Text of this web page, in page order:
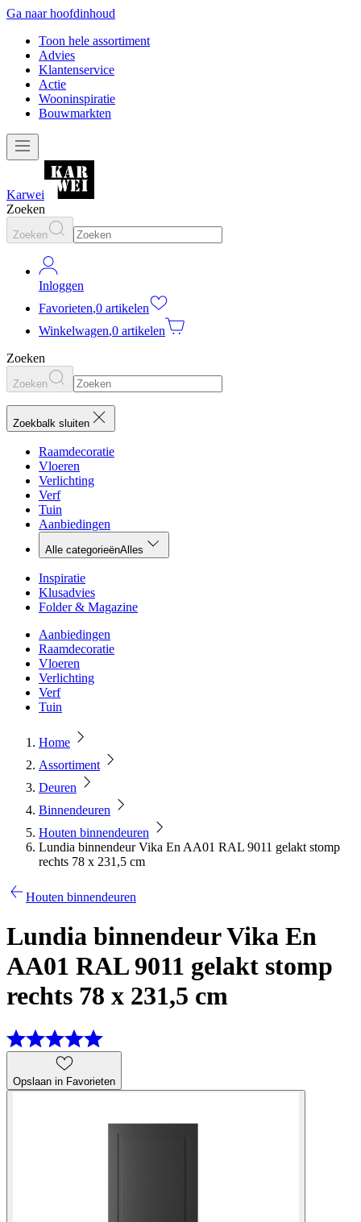
Ga naar hoofdinhoud
Toon hele assortiment
Advies
Klantenservice
Actie
Wooninspiratie
Bouwmarkten
Karwei
Zoeken
Zoeken
Inloggen
Favorieten,0 artikelen
Winkelwagen,0 artikelen
Zoeken
Zoeken
Zoekbalk sluiten
Raamdecoratie
Vloeren
Verlichting
Verf
Tuin
Aanbiedingen
Alle categorieënAlles
Inspiratie
Klusadvies
Folder & Magazine
Aanbiedingen
Raamdecoratie
Vloeren
Verlichting
Verf
Tuin
Home
Assortiment
Deuren
Binnendeuren
Houten binnendeuren
Lundia binnendeur Vika En AA01 RAL 9011 gelakt stomp
rechts 78 x 231,5 cm
Houten binnendeuren
Lundia binnendeur Vika En
AA01 RAL 9011 gelakt stomp
rechts 78 x 231,5 cm
Opslaan in Favorieten